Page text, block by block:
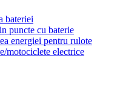
bateriei
puncte cu baterie
energiei pentru rulote
motociclete electrice